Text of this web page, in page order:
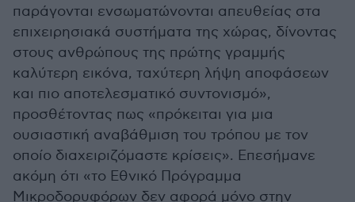
παράγονται ενσωματώνονται απευθείας στα
επιχειρησιακά συστήματα της χώρας, δίνοντας
στους ανθρώπους της πρώτης γραμμής
καλύτερη εικόνα, ταχύτερη λήψη αποφάσεων
και πιο αποτελεσματικό συντονισμό»,
προσθέτοντας πως «πρόκειται για μια
ουσιαστική αναβάθμιση του τρόπου με τον
οποίο διαχειριζόμαστε κρίσεις». Επεσήμανε
ακόμη ότι «το Εθνικό Πρόγραμμα
Μικροδορυφόρων δεν αφορά μόνο στην